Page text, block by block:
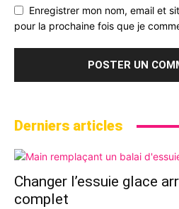
Enregistrer mon nom, email et
pour la prochaine fois que je
Derniers articles
Changer l’essuie glace
complet